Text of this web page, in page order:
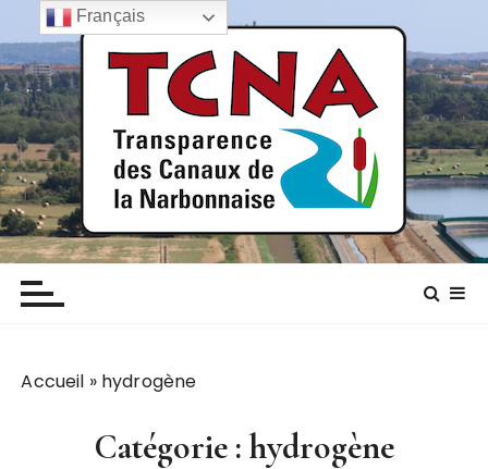
a
s
s
e
r
a
u
c
o TCNA NARBONNE
Transparence des canaux de la narbonnaise
Accueil » hydrogène
Catégorie :hydrogène
Français